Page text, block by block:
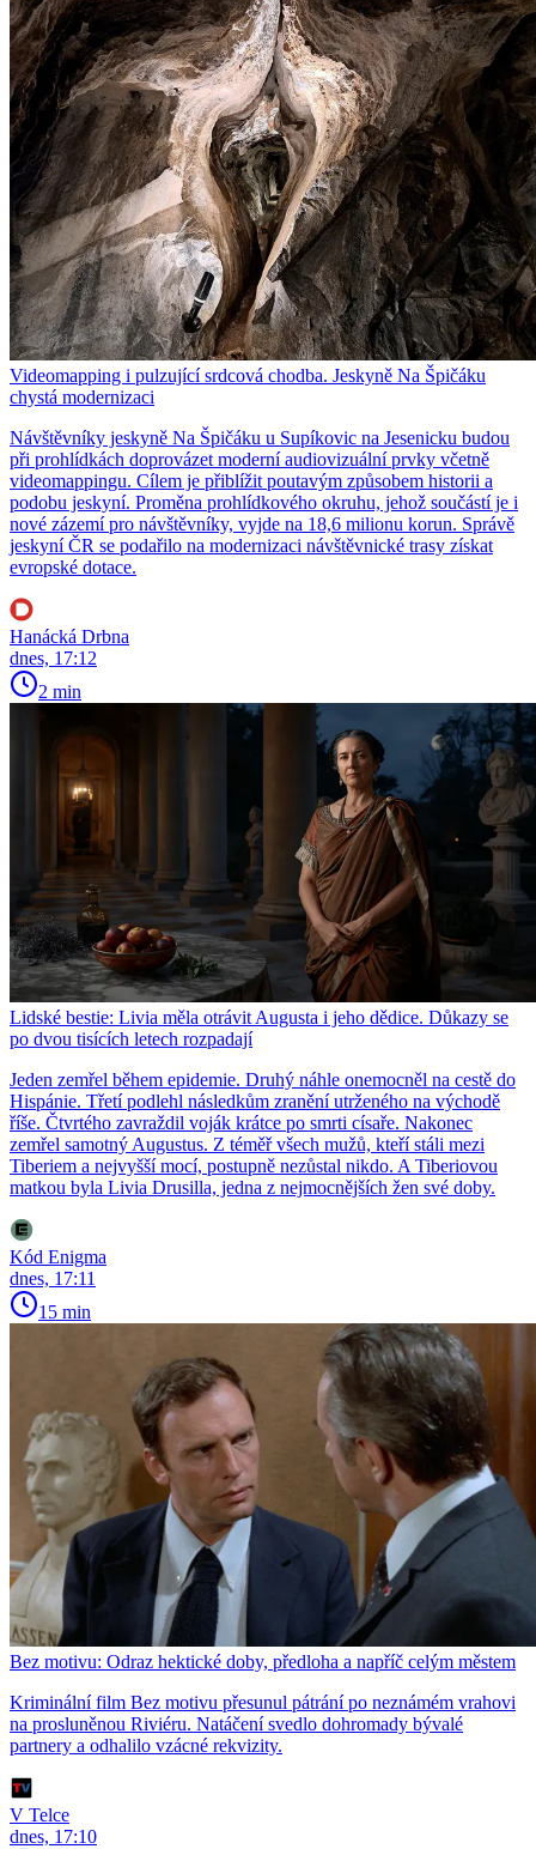
Videomapping i pulzující srdcová chodba. Jeskyně Na Špičáku
chystá modernizaci
Návštěvníky jeskyně Na Špičáku u Supíkovic na Jesenicku budou
při prohlídkách doprovázet moderní audiovizuální prvky včetně
videomappingu. Cílem je přiblížit poutavým způsobem historii a
podobu jeskyní. Proměna prohlídkového okruhu, jehož součástí je i
nové zázemí pro návštěvníky, vyjde na 18,6 milionu korun. Správě
jeskyní ČR se podařilo na modernizaci návštěvnické trasy získat
evropské dotace.
Hanácká Drbna
dnes, 17:12
2 min
Lidské bestie: Livia měla otrávit Augusta i jeho dědice. Důkazy se
po dvou tisících letech rozpadají
Jeden zemřel během epidemie. Druhý náhle onemocněl na cestě do
Hispánie. Třetí podlehl následkům zranění utrženého na východě
říše. Čtvrtého zavraždil voják krátce po smrti císaře. Nakonec
zemřel samotný Augustus. Z téměř všech mužů, kteří stáli mezi
Tiberiem a nejvyšší mocí, postupně nezůstal nikdo. A Tiberiovou
matkou byla Livia Drusilla, jedna z nejmocnějších žen své doby.
Kód Enigma
dnes, 17:11
15 min
Bez motivu: Odraz hektické doby, předloha a napříč celým městem
Kriminální film Bez motivu přesunul pátrání po neznámém vrahovi
na prosluněnou Riviéru. Natáčení svedlo dohromady bývalé
partnery a odhalilo vzácné rekvizity.
V Telce
dnes, 17:10